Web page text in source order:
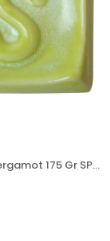
Seramiksir Bergamot 175 Gr SP 1489